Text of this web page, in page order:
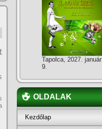
Tapolca, 2027. január
9.
OLDALAK
Kezdőlap